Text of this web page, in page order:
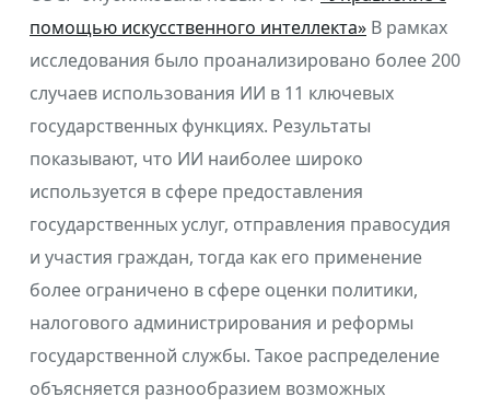
помощью искусственного интеллекта» В рамках
исследования было проанализировано более 200
случаев использования ИИ в 11 ключевых
государственных функциях. Результаты
показывают, что ИИ наиболее широко
используется в сфере предоставления
государственных услуг, отправления правосудия
и участия граждан, тогда как его применение
более ограничено в сфере оценки политики,
налогового администрирования и реформы
государственной службы. Такое распределение
объясняется разнообразием возможных